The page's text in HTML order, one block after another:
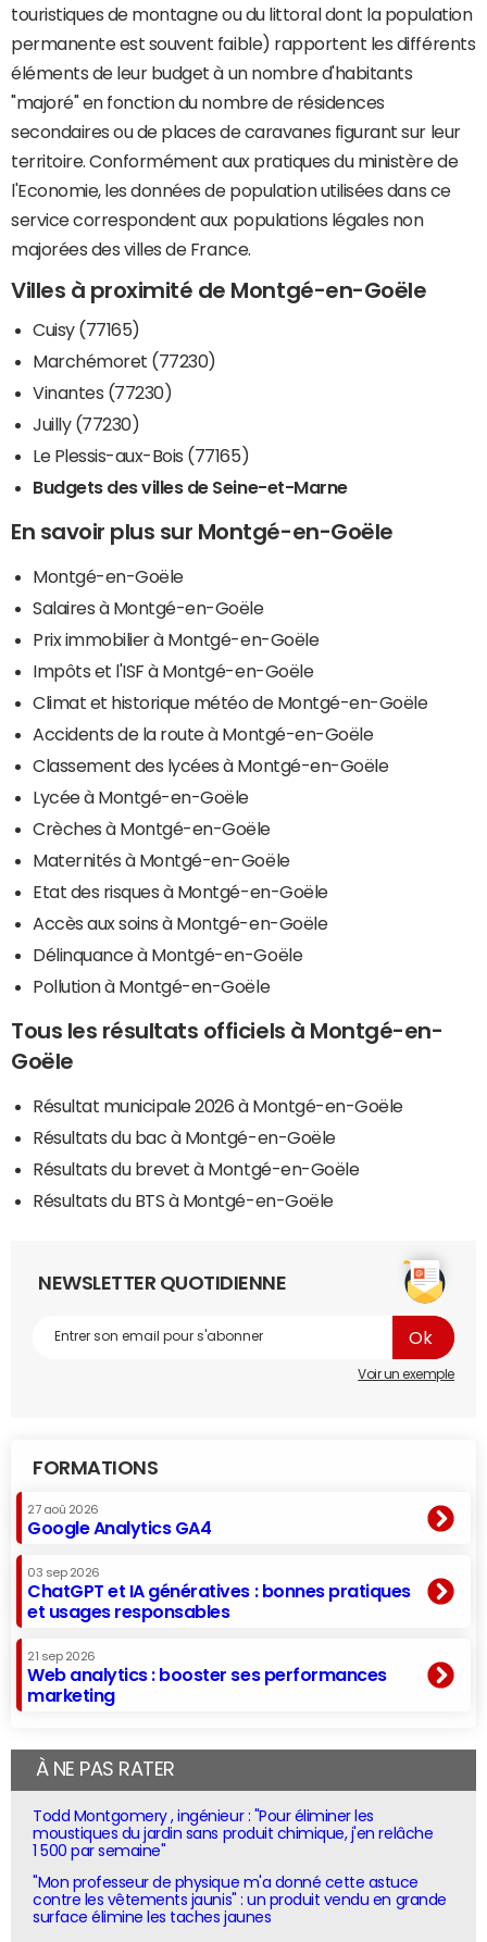
touristiques de montagne ou du littoral dont la population
permanente est souvent faible) rapportent les différents
éléments de leur budget à un nombre d'habitants
"majoré" en fonction du nombre de résidences
secondaires ou de places de caravanes figurant sur leur
territoire. Conformément aux pratiques du ministère de
l'Economie, les données de population utilisées dans ce
service correspondent aux populations légales non
majorées des villes de France.
Villes à proximité de Montgé-en-Goële
Cuisy (77165)
Marchémoret (77230)
Vinantes (77230)
Juilly (77230)
Le Plessis-aux-Bois (77165)
Budgets des villes de Seine-et-Marne
En savoir plus sur Montgé-en-Goële
Montgé-en-Goële
Salaires à Montgé-en-Goële
Prix immobilier à Montgé-en-Goële
Impôts et l'ISF à Montgé-en-Goële
Climat et historique météo de Montgé-en-Goële
Accidents de la route à Montgé-en-Goële
Classement des lycées à Montgé-en-Goële
Lycée à Montgé-en-Goële
Crèches à Montgé-en-Goële
Maternités à Montgé-en-Goële
Etat des risques à Montgé-en-Goële
Accès aux soins à Montgé-en-Goële
Délinquance à Montgé-en-Goële
Pollution à Montgé-en-Goële
Tous les résultats officiels à Montgé-en-
Goële
Résultat municipale 2026 à Montgé-en-Goële
Résultats du bac à Montgé-en-Goële
Résultats du brevet à Montgé-en-Goële
Résultats du BTS à Montgé-en-Goële
NEWSLETTER QUOTIDIENNE
Voir un exemple
FORMATIONS
27 aoû 2026
Google Analytics GA4
03 sep 2026
ChatGPT et IA génératives : bonnes pratiques
et usages responsables
21 sep 2026
Web analytics : booster ses performances
marketing
À NE PAS RATER
Todd Montgomery , ingénieur : "Pour éliminer les
moustiques du jardin sans produit chimique, j'en relâche
1 500 par semaine"
"Mon professeur de physique m'a donné cette astuce
contre les vêtements jaunis" : un produit vendu en grande
surface élimine les taches jaunes